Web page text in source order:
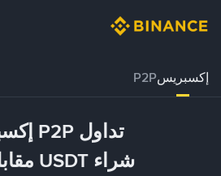
إكسبريسP2P
تداول P2P إكسبريس
شراء USDT مقابل CNY